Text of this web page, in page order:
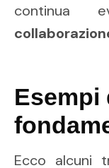
continua
Ecco alcuni